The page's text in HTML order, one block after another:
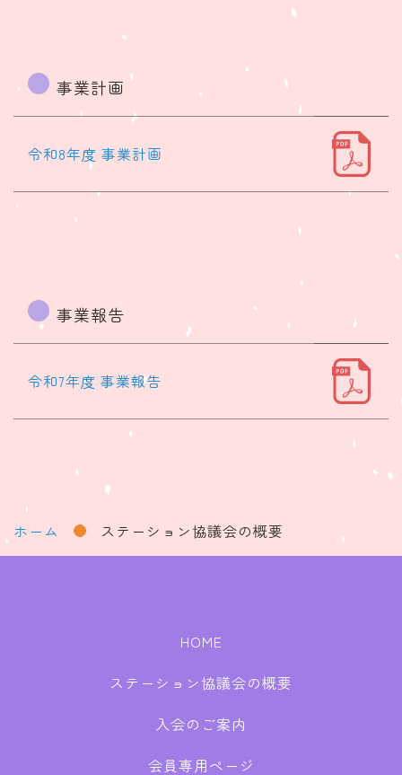
事業計画
令和8年度 事業計画
事業報告
令和7年度 事業報告
ホーム ステーション協議会の概要
HOME
ステーション協議会の概要
入会のご案内
会員専用ページ